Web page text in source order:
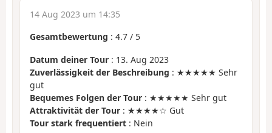
14 Aug 2023 um 14:35
Gesamtbewertung : 4.7 / 5
Datum deiner Tour : 13. Aug 2023
Zuverlässigkeit der Beschreibung : ★★★★★ Sehr
gut
Bequemes Folgen der Tour : ★★★★★ Sehr gut
Attraktivität der Tour : ★★★★☆ Gut
Tour stark frequentiert : Nein